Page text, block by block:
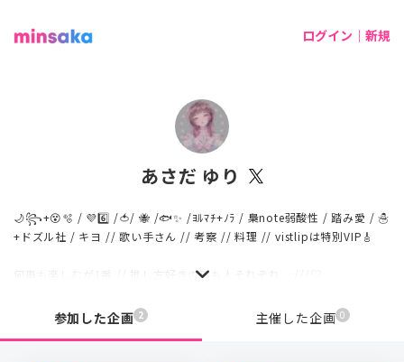
ログイン｜新規
あさだ ゆり
🌙꧂+😵🫧 / 💜6️⃣ /🍅/ 🐝 /🐟✨ /ﾖﾙﾏﾁ+ﾉﾗ / 梟note弱酸性 / 踏み愛 / ☃️
+ドズル社 / キヨ // 歌い手さん // 考察 // 料理 // vistlipは特別VIP🎸
何事も楽しむが1番 // 推し方好きの形も人それぞれ …///♡
🪷音に恋して自由に散歩🪷
参加した企画 2 主催した企画 0